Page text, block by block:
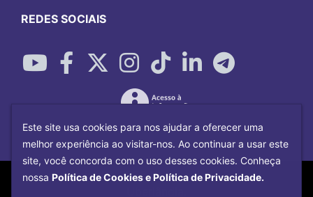
REDES SOCIAIS
Copyright©2026Universidade Federal
Este site usa cookies para nos ajudar a oferecer uma
melhor experiência ao visitar-nos. Ao continuar a usar este
site, você concorda com o uso desses cookies. Conheça
nossa Política de Cookies e Política de Privacidade.